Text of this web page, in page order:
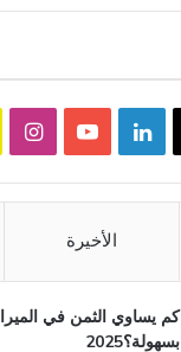
لينكدإن‫YouTube
الأخيرة
كم يساوي الثمن في
بسهولة؟2025